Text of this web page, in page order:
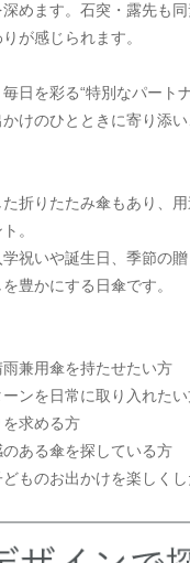
めます。石突・露先も
が感じられます。
日を彩る“特別なパート
けのひとときに寄り添
折りたたみ傘もあり、
。
祝いや誕生日、季節の
豊かにする日傘です。
兼用傘を持たせたい方
ンを日常に取り入れた
求める方
ある傘を探している方
ものお出かけを楽しく